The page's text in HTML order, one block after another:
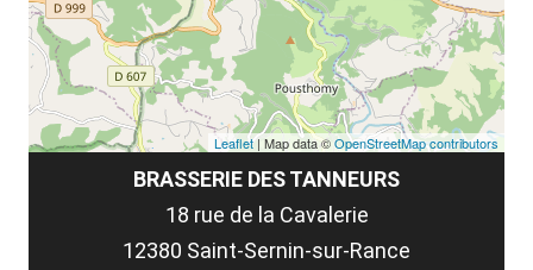
BRASSERIE DES TANNEURS
18 rue de la Cavalerie
12380 Saint-Sernin-sur-Rance
Leaflet| Map data ©OpenStreetMap contributors